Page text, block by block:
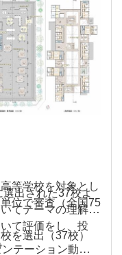
等学校を対象とし
位で審査（全国75
を選出（37校）
出された37校よ
てテーマの理解
て評価をし、投
テーション動画視